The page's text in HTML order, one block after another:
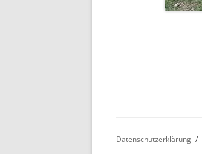
Datenschutzerklärung